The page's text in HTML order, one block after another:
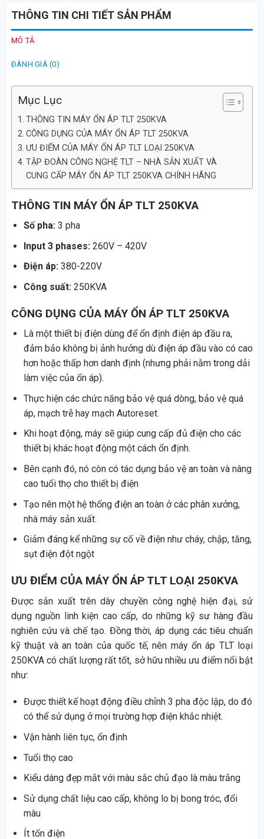
THÔNG TIN CHI TIẾT SẢN PHẨM
MÔ TẢ
ĐÁNH GIÁ (0)
Mục Lục
THÔNG TIN MÁY ỔN ÁP TLT 250KVA
CÔNG DỤNG CỦA MÁY ỔN ÁP TLT 250KVA
ƯU ĐIỂM CỦA MÁY ỔN ÁP TLT LOẠI 250KVA
TẬP ĐOÀN CÔNG NGHỆ TLT – NHÀ SẢN XUẤT VÀ
CUNG CẤP MÁY ỔN ÁP TLT 250KVA CHÍNH HÃNG
THÔNG TIN MÁY ỔN ÁP TLT 250KVA
Số pha:3 pha
Input 3 phases: 260V – 420V
Điện áp:380-220V
Công suất:250KVA
CÔNG DỤNG CỦA MÁY ỔN ÁP TLT 250KVA
Là một thiết bị điện dùng để ổn định điện áp đầu ra,
đảm bảo không bị ảnh hưởng dù điện áp đầu vào có cao
hơn hoặc thấp hơn danh định (nhưng phải nằm trong dải
làm việc của ổn áp).
Thực hiện các chức năng bảo vệ quá dòng, bảo vệ quá
áp, mạch trễ hay mạch Autoreset.
Khi hoạt động, máy sẽ giúp cung cấp đủ điện cho các
thiết bị khác hoạt động một cách ổn định.
Bên cạnh đó, nó còn có tác dụng bảo vệ an toàn và nâng
cao tuổi thọ cho thiết bị điện
Tạo nên một hệ thống điện an toàn ở các phân xưởng,
nhà máy sản xuất.
Giảm đáng kể những sự cố về điện như cháy, chập, tăng,
sụt điện đột ngột
ƯU ĐIỂM CỦA MÁY ỔN ÁP TLT LOẠI 250KVA
Được sản xuất trên dây chuyền công nghệ hiện đại, sử
dụng nguồn linh kiện cao cấp, do những kỹ sư hàng đầu
nghiên cứu và chế tạo. Đồng thời, áp dụng các tiêu chuẩn
kỹ thuật và an toàn của quốc tế, nên máy ổn áp TLT loại
250KVA có chất lượng rất tốt, sở hữu nhiều ưu điểm nổi bật
như:
Được thiết kế hoạt động điều chỉnh 3 pha độc lập, do đó
có thể sử dụng ở mọi trường hợp điện khắc nhiệt.
Vận hành liên tục, ổn định
Tuổi thọ cao
Kiểu dáng đẹp mắt với màu sắc chủ đạo là màu trắng
Sử dụng chất liệu cao cấp, không lo bị bong tróc, đổi
màu
Ít tốn điện